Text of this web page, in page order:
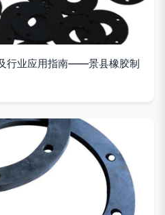
行业应用指南——景县橡胶制